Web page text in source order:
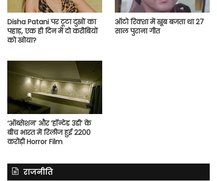
Disha Patani पर टूटा दुखों का
पहाड़, एक ही दिन में दो करीबियों
को खोया?
ऑटो रिक्शा में खूब बजता था 27
साल पुराना गीत
‘ऑब्सेशन’ और ‘हॉन्टेड 3डी’ के
बीच भारत में रिलीज हुई 2200
करोड़ी Horror Film
राजनीति